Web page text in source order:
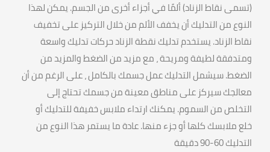
(تسمى نقاط الزناد)ألمًا في أجزاء أخرى من الجسم.يمكن لهذا
النوع من التدليك أن يخفف الألم من خلال التركيز على تخفيف
نقاط الزناد.يستخدم تدليك نقطة الزناد حركات تدليك واسعة
ومتدفقة لطيفة ومريحة ، مع مزيد من الضغط والمزيد من
الضغط.سيشمل التدليك عمل جسمك بالكامل ، على الرغم من أن
معالجك سيركز على مناطق معينة من جسمك تحتاج إلى
التخلص من السموم.يمكنك ارتداء ملابس خفيفة للتدليك أو
خلع ملابسك كلها أو جزء منها.عادة ما يستمر هذا النوع من
التدليك
دقيقة